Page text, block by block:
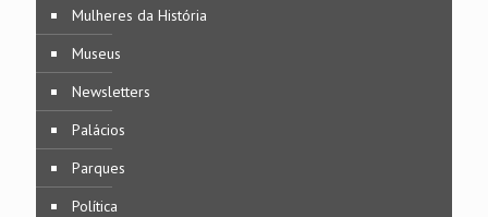
Mulheres da História
Museus
Newsletters
Palácios
Parques
Política